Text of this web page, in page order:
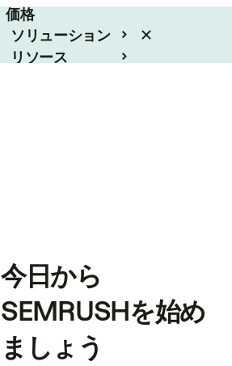
価格
ソリューション
リソース
今日から
SEMRUSHを始め
ましょう